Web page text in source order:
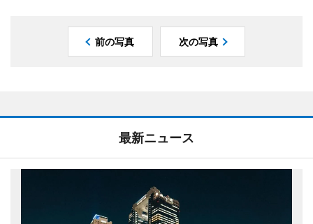
前の写真 次の写真
最新ニュース